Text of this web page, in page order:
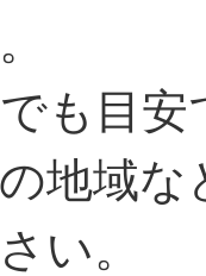
も目
地域
い。